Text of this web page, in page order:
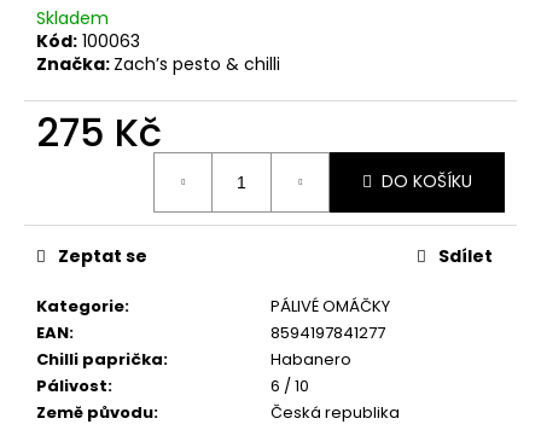
Skladem
Kód: 100063
Značka: Zach’s pesto & chilli
275 Kč
DO KOŠÍKU
Kategorie:
PÁLIVÉ OMÁČKY
EAN:
8594197841277
Chilli paprička:
Habanero
Pálivost:
6 / 10
Země původu: Česká republika
Zeptat se Sdílet
D
o
p
o
e
m
e
HABANERO
PASTA